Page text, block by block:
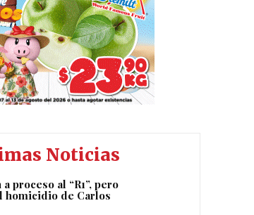
Noticias
proceso al “R1”, pero
homicidio de Carlos